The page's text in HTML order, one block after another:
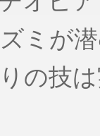
ミが
の技